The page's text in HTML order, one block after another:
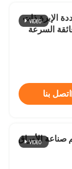
الإبرة ذات
السرعة
اتصل بنا
2450ملم صناعة الأوراق